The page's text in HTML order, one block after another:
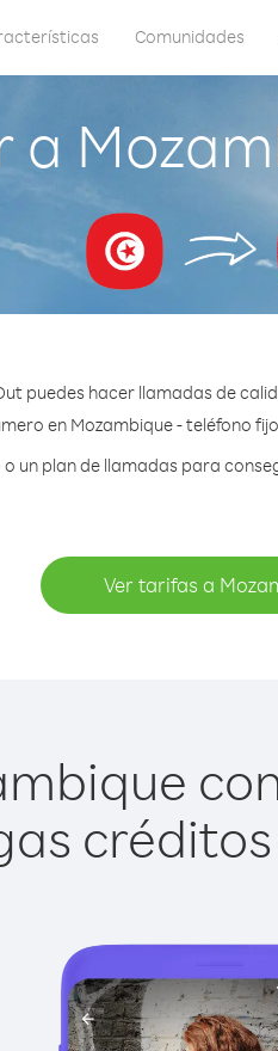
Comunidades
a
puedes hacer llamadas de
en Mozambique - teléfono
un plan de llamadas para
Ver tarifas a